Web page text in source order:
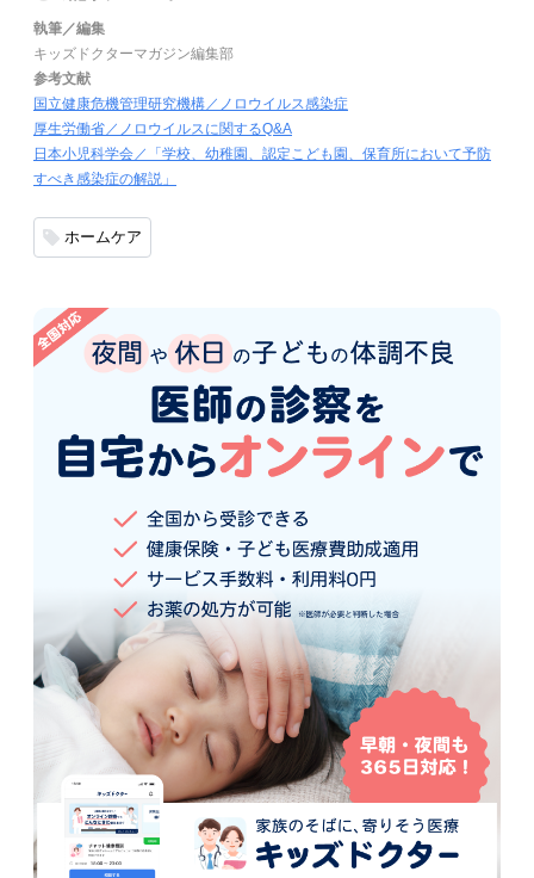
執筆／編集
キッズドクターマガジン編集部
参考文献
国立健康危機管理研究機構／ノロウイルス感染症
厚生労働省／ノロウイルスに関するQ&A
日本小児科学会／「学校、幼稚園、認定こども園、保育所において予防
すべき感染症の解説」
ホームケア